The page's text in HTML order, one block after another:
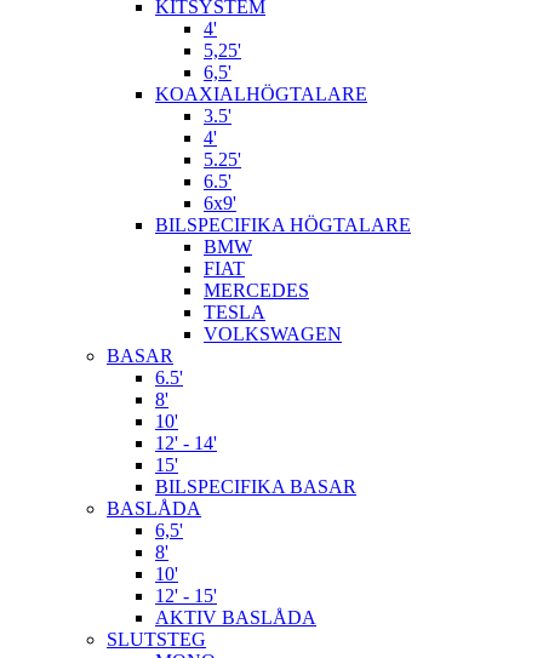
KITSYSTEM
4'
5,25'
6,5'
KOAXIALHÖGTALARE
3.5'
4'
5.25'
6.5'
6x9'
BILSPECIFIKA HÖGTALARE
BMW
FIAT
MERCEDES
TESLA
VOLKSWAGEN
BASAR
6.5'
8'
10'
12' - 14'
15'
BILSPECIFIKA BASAR
BASLÅDA
6,5'
8'
10'
12' - 15'
AKTIV BASLÅDA
SLUTSTEG